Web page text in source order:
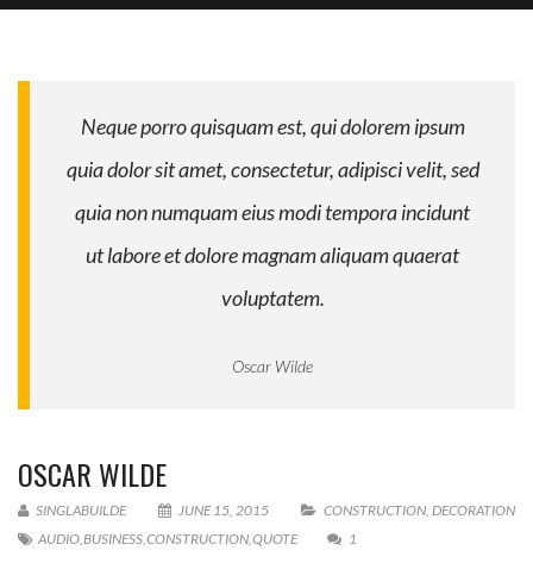
Neque porro quisquam est, qui dolorem ipsum
quia dolor sit amet, consectetur, adipisci velit, sed
quia non numquam eius modi tempora incidunt
ut labore et dolore magnam aliquam quaerat
voluptatem.
Oscar Wilde
OSCAR WILDE
SINGLABUILDE JUNE 15, 2015 CONSTRUCTION, DECORATION
AUDIO,BUSINESS,CONSTRUCTION,QUOTE 1